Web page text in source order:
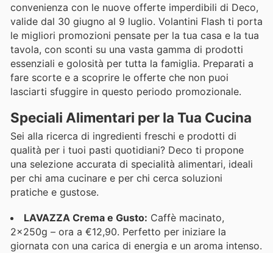
convenienza con le nuove offerte imperdibili di Deco,
valide dal 30 giugno al 9 luglio. Volantini Flash ti porta
le migliori promozioni pensate per la tua casa e la tua
tavola, con sconti su una vasta gamma di prodotti
essenziali e golosità per tutta la famiglia. Preparati a
fare scorte e a scoprire le offerte che non puoi
lasciarti sfuggire in questo periodo promozionale.
Speciali Alimentari per la Tua Cucina
Sei alla ricerca di ingredienti freschi e prodotti di
qualità per i tuoi pasti quotidiani? Deco ti propone
una selezione accurata di specialità alimentari, ideali
per chi ama cucinare e per chi cerca soluzioni
pratiche e gustose.
LAVAZZA Crema e Gusto: Caffè macinato,
2x250g – ora a €12,90. Perfetto per iniziare la
giornata con una carica di energia e un aroma intenso.